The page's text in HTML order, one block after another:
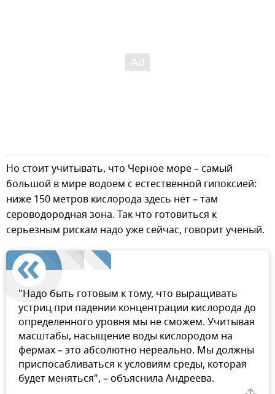
Но стоит учитывать, что Черное море – самый
большой в мире водоем с естественной гипоксией:
ниже 150 метров кислорода здесь нет – там
сероводородная зона. Так что готовиться к
серьезным рискам надо уже сейчас, говорит ученый.
"Надо быть готовым к тому, что выращивать
устриц при падении концентрации кислорода до
определенного уровня мы не сможем. Учитывая
масштабы, насыщение воды кислородом на
фермах – это абсолютно нереально. Мы должны
приспосабливаться к условиям среды, которая
будет меняться", – объяснила Андреева.